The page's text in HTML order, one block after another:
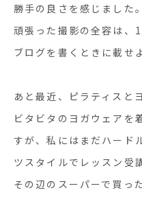
勝手の良さを感じました。
頑張った撮影の全容は、
ブログを書くときに載せ
あと最近、ピラティスと
ビタビタのヨガウェアを
すが、私にはまだハード
ツスタイルでレッスン受
その辺のスーパーで買っ